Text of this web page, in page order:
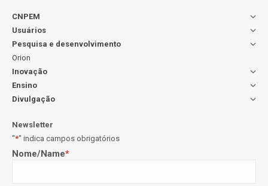
CNPEM
Usuários
Pesquisa e desenvolvimento
Orion
Inovação
Ensino
Divulgação
Newsletter
"*" indica campos obrigatórios
Nome/Name*